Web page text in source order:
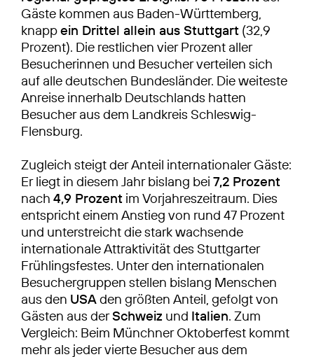
Gäste kommen aus Baden-Württemberg,
knappein Drittel allein aus Stuttgart (32,9
Prozent). Die restlichen vier Prozent aller
Besucherinnen und Besucher verteilen sich
auf alle deutschen Bundesländer. Die weiteste
Anreise innerhalb Deutschlands hatten
Besucher aus dem Landkreis Schleswig-
Flensburg.
Zugleich steigt der Anteil internationaler Gäste:
Er liegt in diesem Jahr bislang bei 7,2 Prozent
nach 4,9 Prozent im Vorjahreszeitraum. Dies
entspricht einem Anstieg von rund 47 Prozent
und unterstreicht die stark wachsende
internationale Attraktivität des Stuttgarter
Frühlingsfestes. Unter den internationalen
Besuchergruppen stellen bislang Menschen
aus den USAden größten Anteil, gefolgt von
Gästen aus derSchweiz und Italien. Zum
Vergleich: Beim Münchner Oktoberfest kommt
mehr als jeder vierte Besucher aus dem